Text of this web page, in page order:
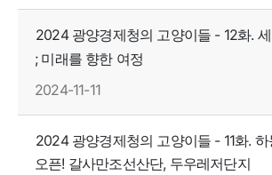
2024 광양경제청의 고양이들 - 12화.
; 미래를 향한 여정
2024-11-11
2024 광양경제청의 고양이들 - 11화.
오픈! 갈사만조선산단, 두우레저단지